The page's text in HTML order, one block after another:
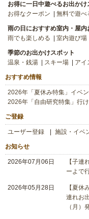
お得に一日中遊べるお出かけ
お得なクーポン
無料で遊べ
雨の日におすすめ室内・屋内
雨でも楽しめる
室内遊び場
季節のお出かけスポット
温泉・銭湯
スキー場 アイ
おすすめ情報
2026年「夏休み特集」イベ
2026年「自由研究特集」行
ご登録
ユーザー登録 施設・イベ
お知らせ
2026年07月06日
【子
ーよで
2026年05月28日
【夏休
連れお
（月）